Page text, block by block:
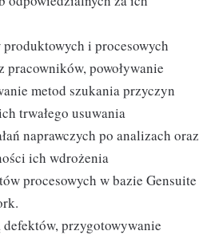
i procesowych
pracowników, powoływanie
metod szukania przyczyn
trwałego usuwania
naprawczych po analizach oraz
ich wdrożenia
procesowych w bazie Gensuite
defektów, przygotowywanie